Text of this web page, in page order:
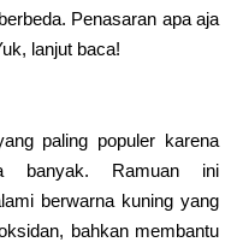
Penasaran apa aja
lanjut baca!
paling populer karena
banyak. Ramuan ini
berwarna kuning yang
bahkan membantu